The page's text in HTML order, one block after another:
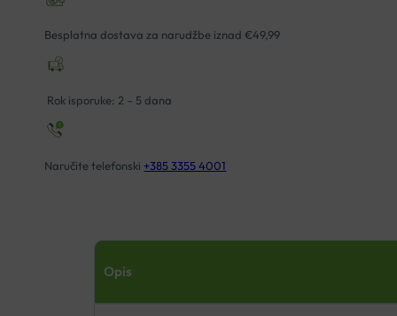
PILEJE
A30Besplatna dostava za narudžbe iznad €49,99
Rok isporuke: 2 – 5 dana
Naručite telefonski +385 3355 4001
Opis